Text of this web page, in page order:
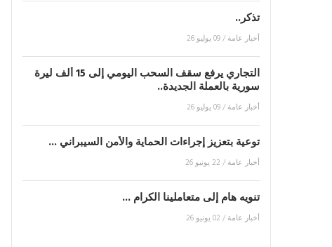
تذكر..
أخبار عامة/09 يوليو 26
التجاري يرفع سقف السحب اليومي إلى 15 ألف ليرة
سورية بالعملة الجديدة..
أخبار عامة/09 يوليو 26
توعية بتعزيز إجراءات الحماية والأمن السيبراني ...
أخبار عامة/ 22 يونيو 26
تنويه هام إلى متعاملينا الكرام ...
أخبار عامة/ 02 يونيو 26